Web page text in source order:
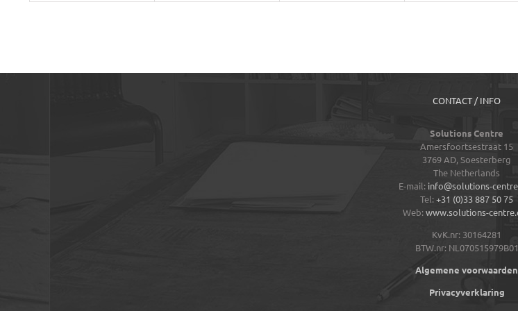
CONTACT / INFO
Solutions Centre
Amersfoortsestraat 15
3769 AD, Soesterberg
The Netherlands
E-mail: info@solutions-
Tel:+31 (0)33 887 50 75
Web: www.solutions-
KvK.nr: 30164281
BTW.nr: NL070515979B01
Algemene voorwaarden
Privacyverklaring